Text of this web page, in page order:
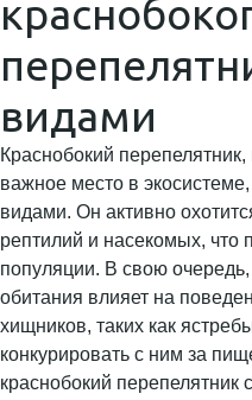
видами
Краснобокий
важное место в
видами. Он активно
рептилий и насекомых, что
популяции. В свою очередь,
обитания влияет на
хищников, таких как
конкурировать с ним за
краснобокий перепелятник